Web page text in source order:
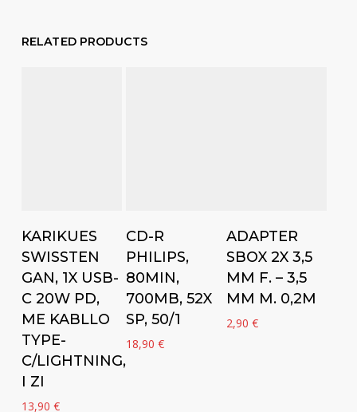
RELATED PRODUCTS
Add to cart
KARIKUES
SWISSTEN
GAN, 1X USB-
C 20W PD,
ME KABLLO
TYPE-
C/LIGHTNING,
I ZI
13,90 €
Add to cart
CD-R
PHILIPS,
80MIN,
700MB, 52X
SP, 50/1
18,90€
Add to cart
ADAPTER
SBOX 2X 3,5
MM F. – 3,5
MM M. 0,2M
2,90€